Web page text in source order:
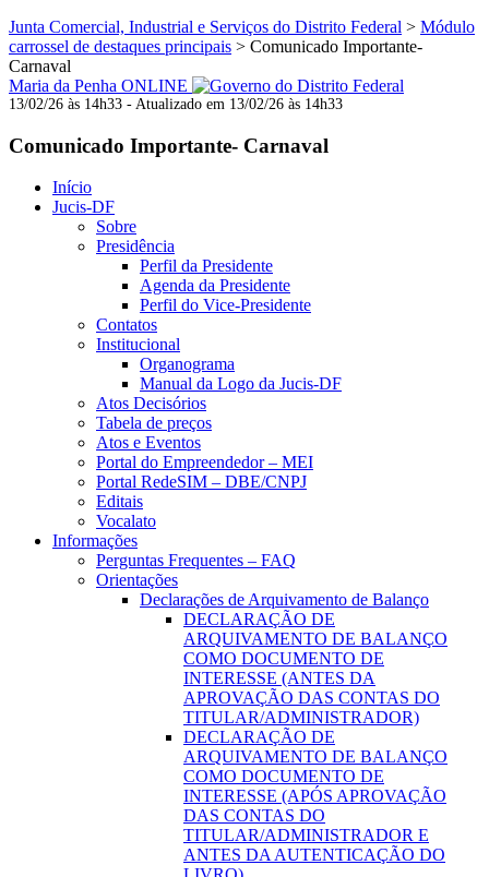
Junta Comercial, Industrial e Serviços do Distrito Federal > Módulo
carrossel de destaques principais > Comunicado Importante-
Carnaval
Maria da Penha ONLINE
13/02/26 às 14h33 - Atualizado em 13/02/26 às 14h33
Comunicado Importante- Carnaval
Início
Jucis-DF
Sobre
Presidência
Perfil da Presidente
Agenda da Presidente
Perfil do Vice-Presidente
Contatos
Institucional
Organograma
Manual da Logo da Jucis-DF
Atos Decisórios
Tabela de preços
Atos e Eventos
Portal do Empreendedor – MEI
Portal RedeSIM – DBE/CNPJ
Editais
Vocalato
Informações
Perguntas Frequentes – FAQ
Orientações
Declarações de Arquivamento de Balanço
DECLARAÇÃO DE
ARQUIVAMENTO DE BALANÇO
COMO DOCUMENTO DE
INTERESSE (ANTES DA
APROVAÇÃO DAS CONTAS DO
TITULAR/ADMINISTRADOR)
DECLARAÇÃO DE
ARQUIVAMENTO DE BALANÇO
COMO DOCUMENTO DE
INTERESSE (APÓS APROVAÇÃO
DAS CONTAS DO
TITULAR/ADMINISTRADOR E
ANTES DA AUTENTICAÇÃO DO